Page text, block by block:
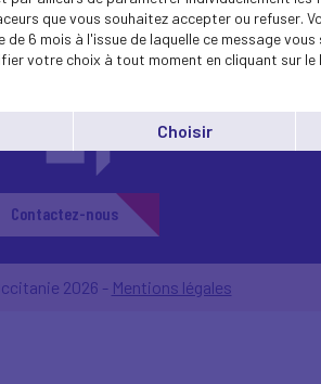
Contactez-nous
2026 - Mentions légales
que vous souhaitez accepter ou refuser.
de 6 mois à l'issue de laquelle ce message
votre choix à tout moment en cliquant sur le
Choisir